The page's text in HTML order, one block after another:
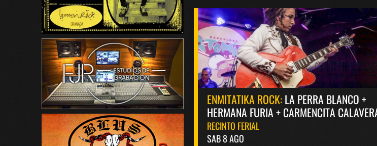
ENMITATIKA ROCK:LA PERRA BLANCO +
HERMANA FURIA + CARMENCITA
RECINTO FERIAL
SAB 8 AGO